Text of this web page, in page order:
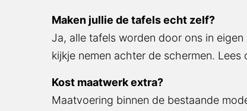
Maken jullie de tafels echt zelf?
Ja, alle tafels worden door ons in eigen
nemen achter de schermen. Lees ook
Kost maatwerk extra?
Maatvoering binnen de bestaande